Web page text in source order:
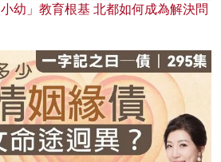
幼」教育根基 北都如何成為解決問